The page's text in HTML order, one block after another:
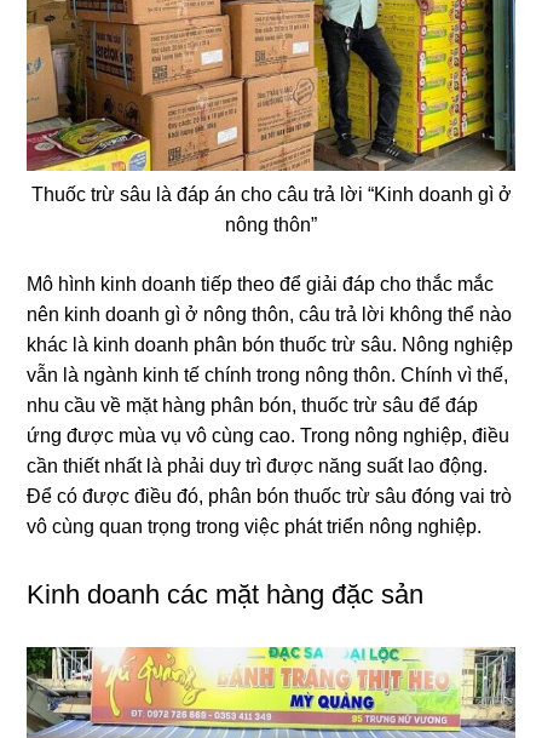
Thuốc trừ sâu là đáp án cho câu trả lời “Kinh doanh gì ở
nông thôn”
Mô hình kinh doanh tiếp theo để giải đáp cho thắc mắc
nên kinh doanh gì ở nông thôn, câu trả lời không thể nào
khác là kinh doanh phân bón thuốc trừ sâu. Nông nghiệp
vẫn là ngành kinh tế chính trong nông thôn. Chính vì thế,
nhu cầu về mặt hàng phân bón, thuốc trừ sâu để đáp
ứng được mùa vụ vô cùng cao. Trong nông nghiệp, điều
cần thiết nhất là phải duy trì được năng suất lao động.
Để có được điều đó, phân bón thuốc trừ sâu đóng vai trò
vô cùng quan trọng trong việc phát triển nông nghiệp.
Kinh doanh các mặt hàng đặc sản